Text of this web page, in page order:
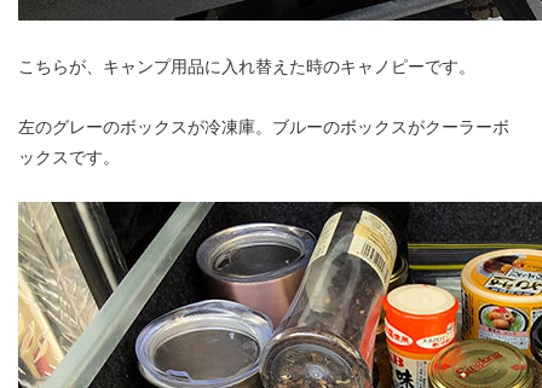
こちらが、キャンプ用品に入れ替えた時のキャノピーです。
左のグレーのボックスが冷凍庫。ブルーのボックスがクーラーボ
ックスです。